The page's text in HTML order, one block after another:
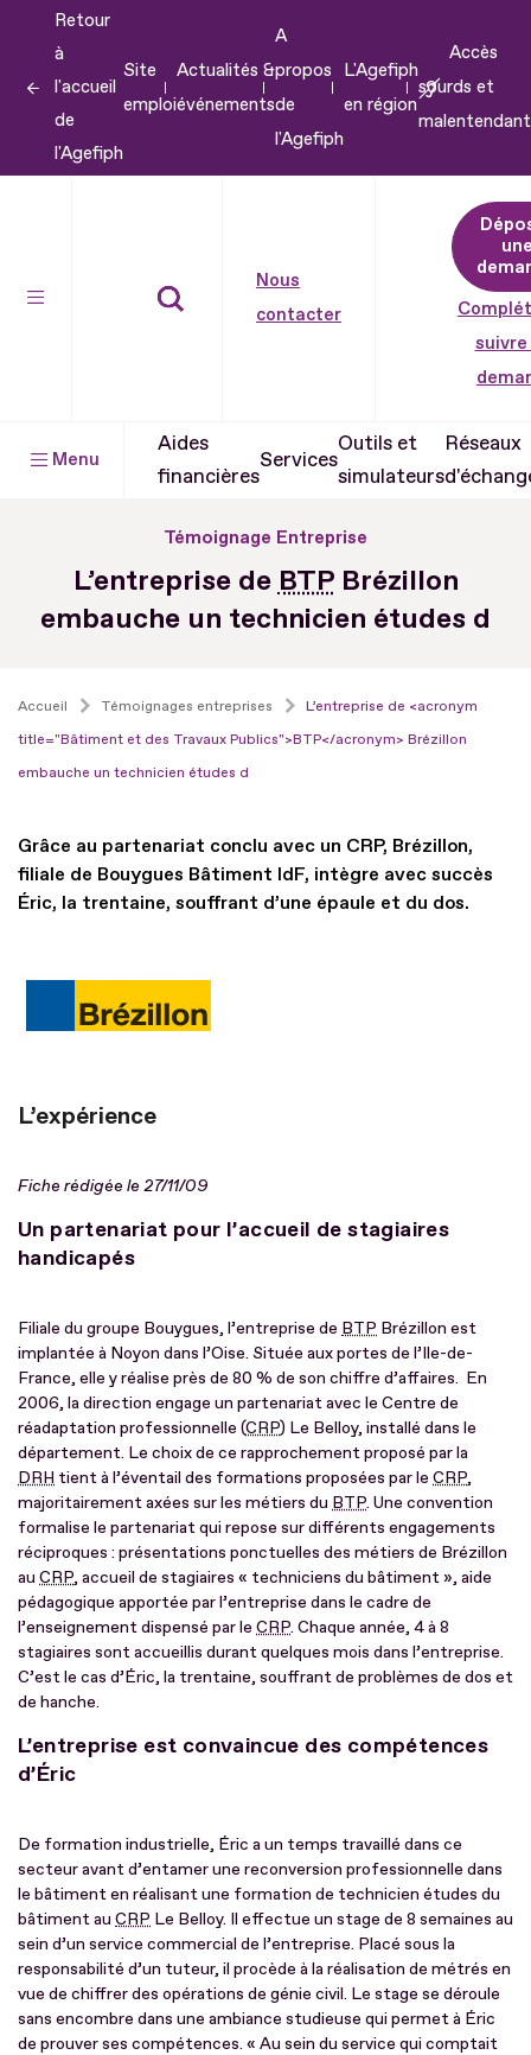
contenu
Retour
à
l'accueil
de
l'Agefiph
Site
emploi
Actualités &
événements
A
propos
de
l'Agefiph
L'Agefiph
en région
Accès
sourds et
Nous
contacter
suivre
Menu
Aides
financières
Services
Outils et
simulateurs
Réseaux
Témoignage Entreprise
L’entreprise de BTPBrézillon
embauche un technicien études d
Accueil Témoignages entreprises
L’entreprise de <acronym
title="Bâtiment et des Travaux Publics">BTP</acronym> Brézillon
embauche un technicien études d
Grâce au partenariat conclu avec un CRP, Brézillon,
filiale de Bouygues Bâtiment IdF, intègre avec succès
Éric, la trentaine, souffrant d’une épaule et du dos.
L’expérience
Fiche rédigée le 27/11/09
Un partenariat pour l’accueil de stagiaires
handicapés
Filiale du groupe Bouygues, l’entreprise de BTP Brézillon est
implantée à Noyon dans l’Oise. Située aux portes de l’Ile-de-
France, elle y réalise près de 80 % de son chiffre d’affaires. En
2006, la direction engage un partenariat avec le Centre de
réadaptation professionnelle (CRP) Le Belloy, installé dans le
département. Le choix de ce rapprochement proposé par la
DRH tient à l’éventail des formations proposées par le CRP,
majoritairement axées sur les métiers du BTP. Une convention
formalise le partenariat qui repose sur différents engagements
réciproques : présentations ponctuelles des métiers de Brézillon
au CRP, accueil de stagiaires « techniciens du bâtiment », aide
pédagogique apportée par l’entreprise dans le cadre de
l’enseignement dispensé par le CRP. Chaque année, 4 à 8
stagiaires sont accueillis durant quelques mois dans l’entreprise.
C’est le cas d’Éric, la trentaine, souffrant de problèmes de dos et
de hanche.
L’entreprise est convaincue des compétences
d’Éric
De formation industrielle, Éric a un temps travaillé dans ce
secteur avant d’entamer une reconversion professionnelle dans
le bâtiment en réalisant une formation de technicien études du
bâtiment au CRP Le Belloy. Il effectue un stage de 8 semaines au
sein d’un service commercial de l’entreprise. Placé sous la
responsabilité d’un tuteur, il procède à la réalisation de métrés en
vue de chiffrer des opérations de génie civil. Le stage se déroule
sans encombre dans une ambiance studieuse qui permet à Éric
de prouver ses compétences. « Au sein du service qui comptait